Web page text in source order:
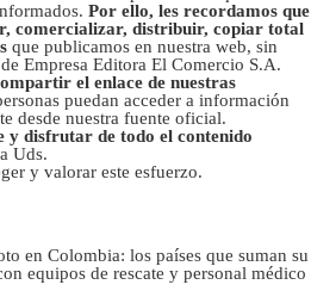
Por ello, les recordamos que
comercializar, distribuir, copiar total
que publicamos en nuestra web, sin
Empresa Editora El Comercio S.A.
el enlace de nuestras
puedan acceder a información
desde nuestra fuente oficial.
y disfrutar de todo el contenido
Uds.
y valorar este esfuerzo.
en Colombia: los países que suman su
equipos de rescate y personal médico